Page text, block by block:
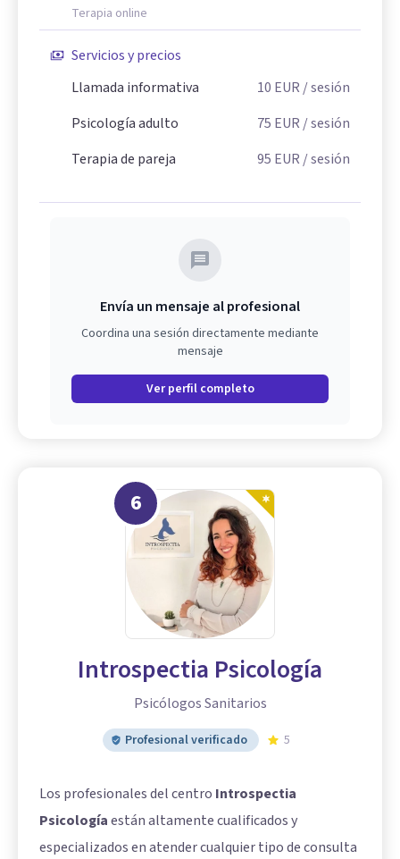
Terapia online
Servicios y precios
Llamada informativa
10 EUR / sesión
Psicología adulto
75 EUR / sesión
Terapia de pareja
95 EUR / sesión
Envía un mensaje al profesional
Coordina una sesión directamente mediante
mensaje
Ver perfil completo
6
Introspectia Psicología
Psicólogos Sanitarios
Profesional verificado 5
Los profesionales del centro Introspectia
Psicologíaestán altamente cualificados y
especializados en atender cualquier tipo de consulta